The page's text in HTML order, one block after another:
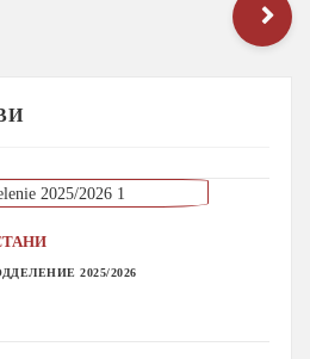
2025/2026